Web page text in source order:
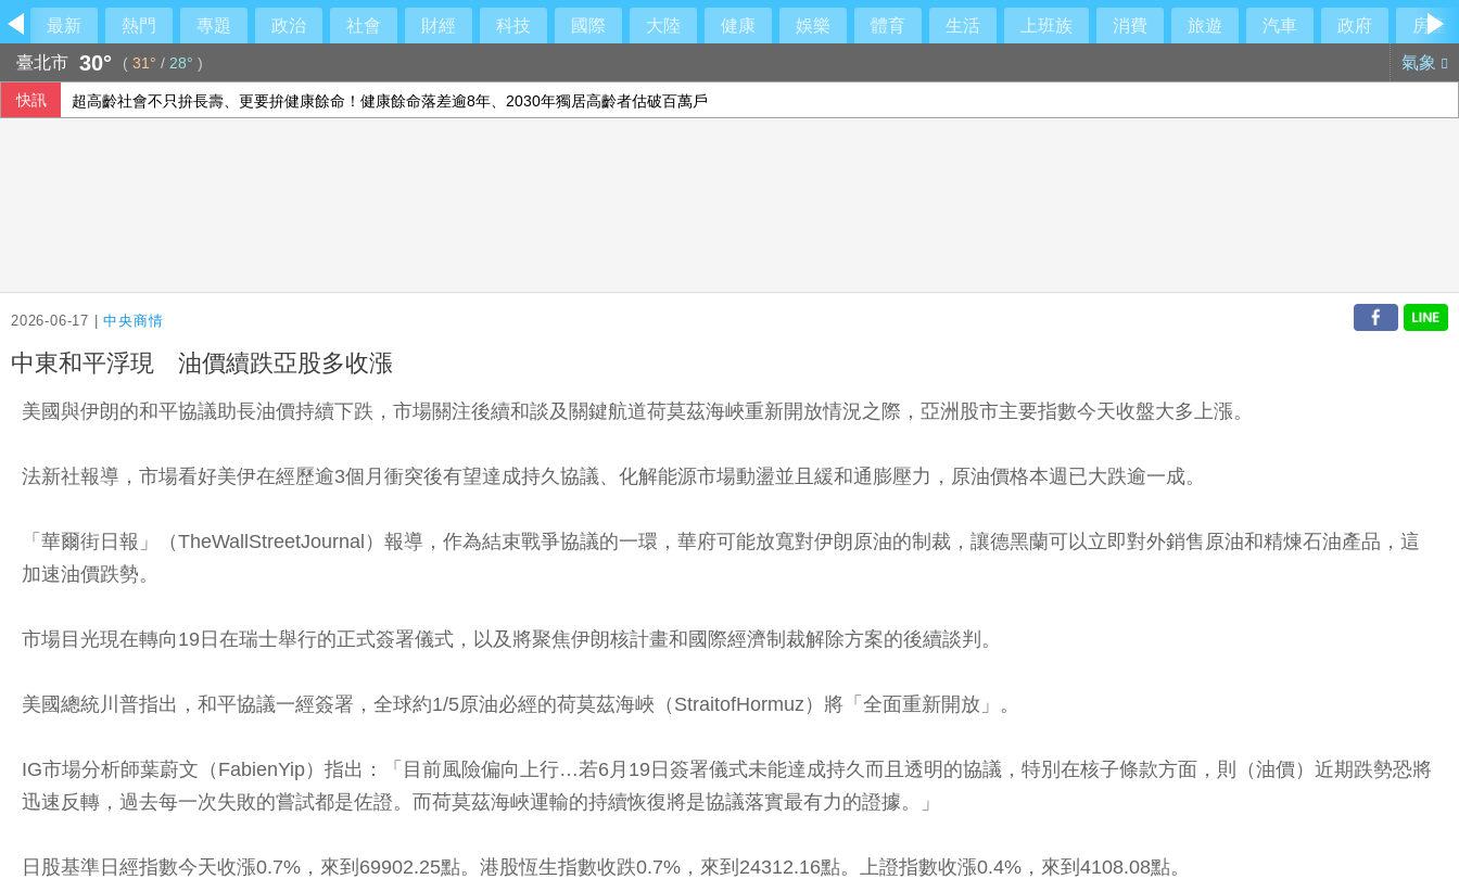
最新 熱門 專題 政治 社會 財經 科技 國際 大陸 健康 娛樂 體育 生活 上班族 消費 旅遊 汽車 政府
房產
臺北市 30° ( 31° / 28° ) 氣象
快訊 超高齡社會不只拚長壽、更要拚健康餘命！健康餘命落差逾8年、2030年獨居高齡者估破百萬戶
2026-06-17 |中央商情
中東和平浮現 油價續跌亞股多收漲
美國與伊朗的和平協議助長油價持續下跌，市場關注後續和談及關鍵航道荷莫茲海峽重新開放情況之際，亞洲股市主要指數今天收盤大多上漲。
法新社報導，市場看好美伊在經歷逾3個月衝突後有望達成持久協議、化解能源市場動盪並且緩和通膨壓力，原油價格本週已大跌逾一成。
「華爾街日報」（TheWallStreetJournal）報導，作為結束戰爭協議的一環，華府可能放寬對伊朗原油的制裁，讓德黑蘭可以立即對外銷售原油和精煉石油產品，這
加速油價跌勢。
市場目光現在轉向19日在瑞士舉行的正式簽署儀式，以及將聚焦伊朗核計畫和國際經濟制裁解除方案的後續談判。
美國總統川普指出，和平協議一經簽署，全球約1/5原油必經的荷莫茲海峽（StraitofHormuz）將「全面重新開放」。
IG市場分析師葉蔚文（FabienYip）指出：「目前風險偏向上行…若6月19日簽署儀式未能達成持久而且透明的協議，特別在核子條款方面，則（油價）近期跌勢恐將
迅速反轉，過去每一次失敗的嘗試都是佐證。而荷莫茲海峽運輸的持續恢復將是協議落實最有力的證據。」
日股基準日經指數今天收漲0.7%，來到69902.25點。港股恆生指數收跌0.7%，來到24312.16點。上證指數收漲0.4%，來到4108.08點。